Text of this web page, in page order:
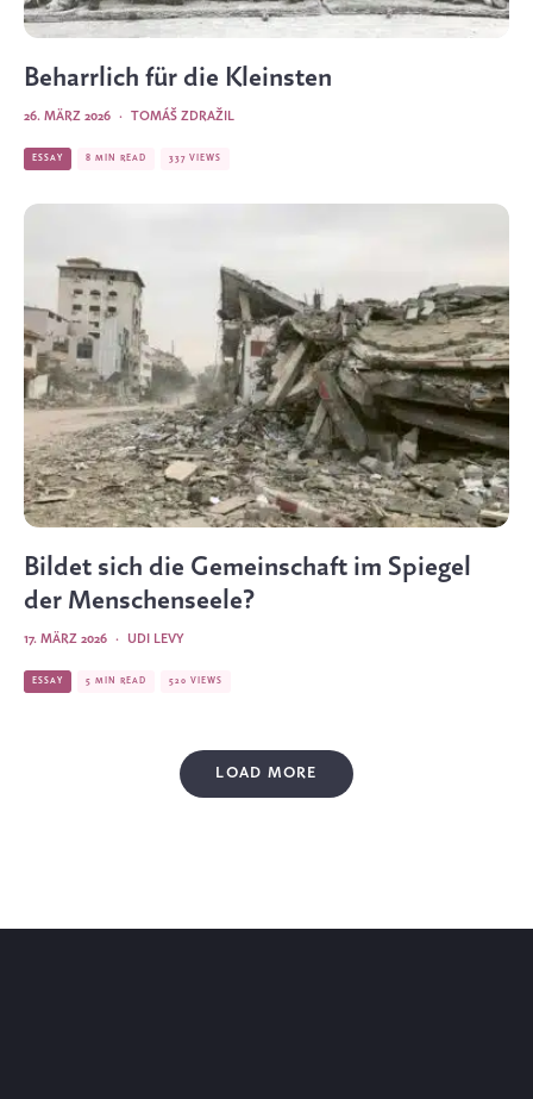
Beharrlich für die Kleinsten
TOMÁŠ ZDRAŽIL
·
26. MÄRZ 2026
ESSAY 8 MIN READ 337 VIEWS
Bildet sich die Gemeinschaft im Spiegel
der Menschen­seele?
UDI LEVY
·
17. MÄRZ 2026
ESSAY 5 MIN READ 520 VIEWS
LOAD MORE